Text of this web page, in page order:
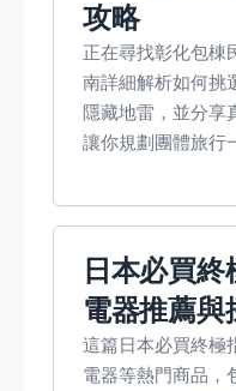
攻略
正在尋找彰化包棟
南詳細解析如何挑
隱藏地雷，並分享
讓你規劃團體旅行
日本必買
電器推薦與
這篇日本必買終極
電器等熱門商品，